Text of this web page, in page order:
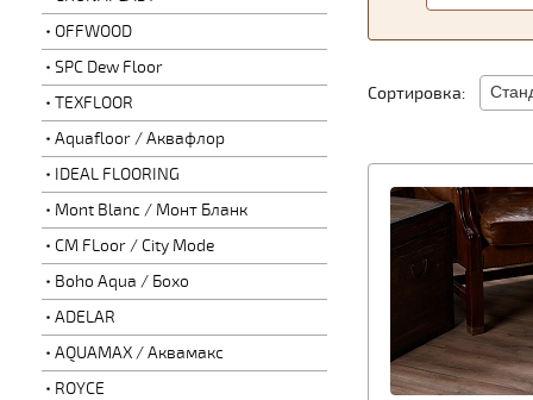
OFFWOOD
SPC Dew Floor
TEXFLOOR
Aquafloor / Аквафлор
IDEAL FLOORING
Mont Blanc / Монт Бланк
CM FLoor / City Mode
Boho Aqua / Бохо
ADELAR
AQUAMAX / Аквамакс
ROYCE
Сортировка: